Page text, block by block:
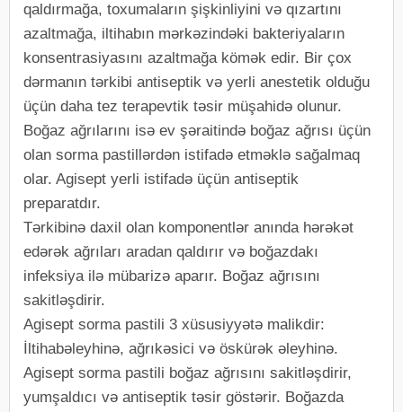
qaldırmağa, toxumaların şişkinliyini və qızartını
azaltmağa, iltihabın mərkəzindəki bakteriyaların
konsentrasiyasını azaltmağa kömək edir. Bir çox
dərmanın tərkibi antiseptik və yerli anestetik olduğu
üçün daha tez terapevtik təsir müşahidə olunur.
Boğaz ağrılarını isə ev şəraitində boğaz ağrısı üçün
olan sorma pastillərdən istifadə etməklə sağalmaq
olar. Agisept yerli istifadə üçün antiseptik
preparatdır.
Tərkibinə daxil olan komponentlər anında hərəkət
edərək ağrıları aradan qaldırır və boğazdakı
infeksiya ilə mübarizə aparır. Boğaz ağrısını
sakitləşdirir.
Agisept sorma pastili 3 xüsusiyyətə malikdir:
İltihabəleyhinə, ağrıkəsici və öskürək əleyhinə.
Agisept sorma pastili boğaz ağrısını sakitləşdirir,
yumşaldıcı və antiseptik təsir göstərir. Boğazda